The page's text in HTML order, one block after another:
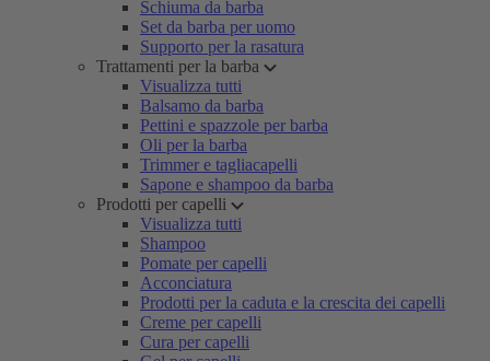
Schiuma da barba
Set da barba per uomo
Supporto per la rasatura
Trattamenti per la barba
Visualizza tutti
Balsamo da barba
Pettini e spazzole per barba
Oli per la barba
Trimmer e tagliacapelli
Sapone e shampoo da barba
Prodotti per capelli
Visualizza tutti
Shampoo
Pomate per capelli
Acconciatura
Prodotti per la caduta e la crescita dei capelli
Creme per capelli
Cura per capelli